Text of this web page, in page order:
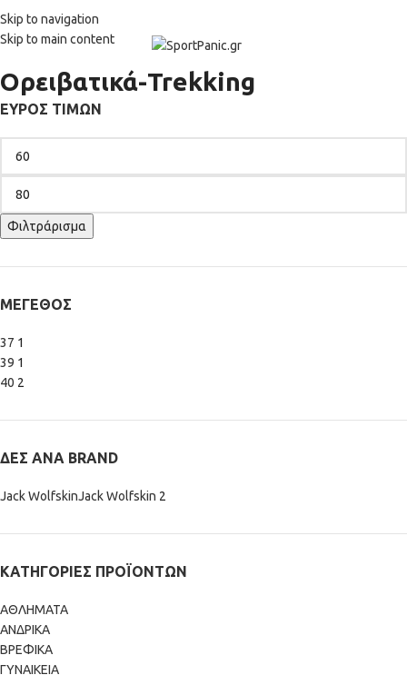
Skip to navigation
Skip to main content
Ορειβατικά-Trekking
ΕΎΡΟΣ ΤΙΜΏΝ
Φιλτράρισμα
ΜΈΓΕΘΟΣ
37 1
39 1
40 2
ΔΕΣ ΑΝΆ BRAND
Jack WolfskinJack Wolfskin 2
ΚΑΤΗΓΟΡΊΕΣ ΠΡΟΪΌΝΤΩΝ
ΑΘΛΗΜΑΤΑ
ΑΝΔΡΙΚΑ
ΒΡΕΦΙΚΑ
ΓΥΝΑΙΚΕΙΑ